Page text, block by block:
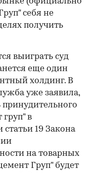
себя не
получить
выиграть суд
еще один
холдинг. В
уже заявила,
принудительного
в
19 Закона
на товарных
Груп" будет